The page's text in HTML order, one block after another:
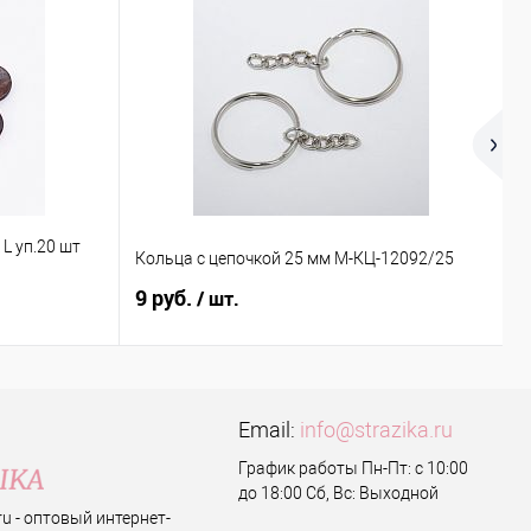
уп.20 шт
Кольца с цепочкой 25 мм М-КЦ-12092/25
9 руб. / шт.
- оптовый интернет-
Email: info@strazika.ru
График работы Пн-Пт: с 10:00
до 18:00 Сб, Вс: Выходной